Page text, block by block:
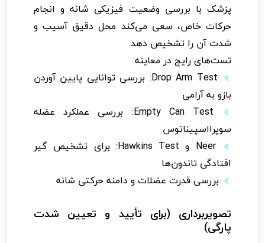
پزشک با بررسی وضعیت فیزیکی شانه و انجام
حرکات خاص، سعی می‌کند محل دقیق آسیب و
شدت آن را تشخیص دهد.
تست‌های رایج در معاینه:
Drop Arm Test: بررسی توانایی پایین آوردن
بازو به آرامی
Empty Can Test: بررسی عملکرد عضله
سوپرااسپیناتوس
Neer و Hawkins Test: برای تشخیص گیر
افتادگی تاندون‌ها
بررسی قدرت عضلات و دامنه حرکتی شانه
تصویربرداری (برای تأیید و تعیین شدت
پارگی)